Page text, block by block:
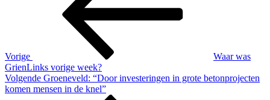
Vorige
Waar was
GrienLinks vorige week?
Volgend
bericht
Volgende Groeneveld: “Door investeringen in grote betonprojecten
komen mensen in de knel”